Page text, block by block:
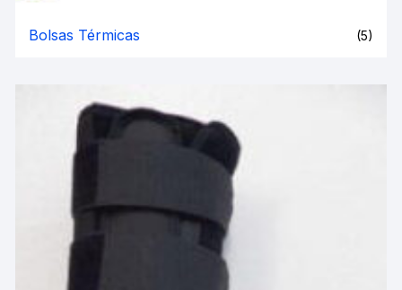
Bolsas Térmicas (5)